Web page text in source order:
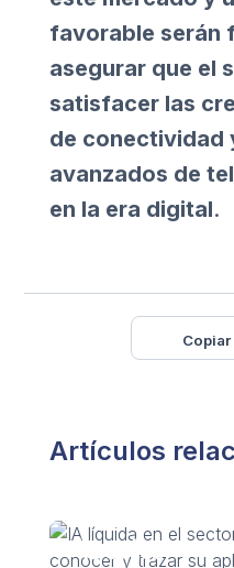
favorable serán
asegurar que el
satisfacer las
de conectividad
avanzados de
en la era digital.
Artículos